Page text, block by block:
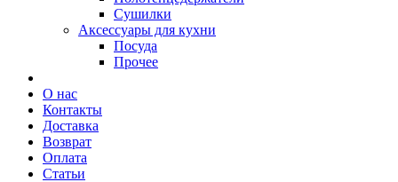
Сушилки
Аксессуары для кухни
Посуда
Прочее
О нас
Контакты
Доставка
Возврат
Оплата
Статьи